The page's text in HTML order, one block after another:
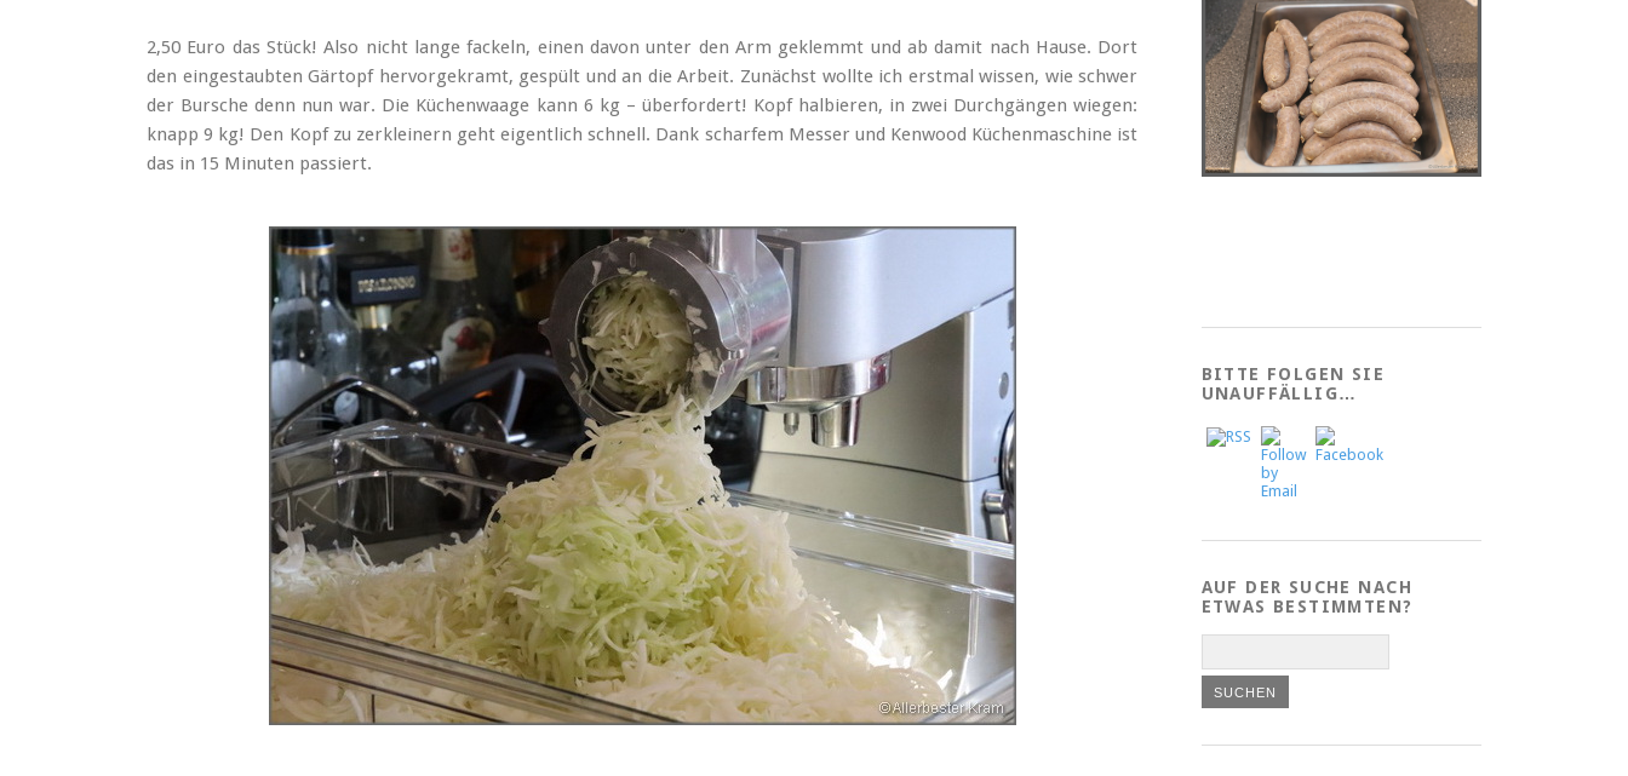
2,50 Euro das Stück! Also nicht lange fackeln, einen davon unter den Arm geklemmt und ab damit nach Hause. Dort
den eingestaubten Gärtopf hervorgekramt, gespült und an die Arbeit. Zunächst wollte ich erstmal wissen, wie schwer
der Bursche denn nun war. Die Küchenwaage kann 6 kg – überfordert! Kopf halbieren, in zwei Durchgängen wiegen:
knapp 9 kg! Den Kopf zu zerkleinern geht eigentlich schnell. Dank scharfem Messer und Kenwood Küchenmaschine ist
das in 15 Minuten passiert.
BITTE FOLGEN SIE
UNAUFFÄLLIG…
AUF DER SUCHE NACH
ETWAS BESTIMMTEN?